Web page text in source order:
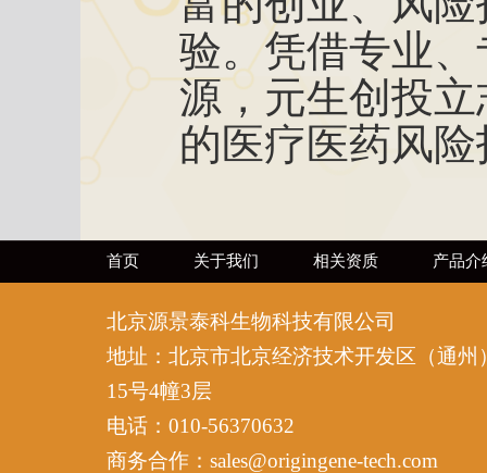
验。凭借专业
源，元生创投
的医疗医药风
首页 关于我们 相关资质 产品介
北京源景泰科生物科技有限公司
地址：北京市北京经济技术开发区（通州
15号4幢3层
电话：010-56370632
商务合作：sales@origingene-tech.com